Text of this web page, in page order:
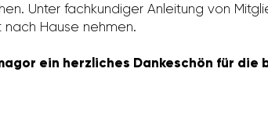
Unter fach­kun­diger Anlei­tung von
nach Hause nehmen.
ein herzliches Dankeschön für